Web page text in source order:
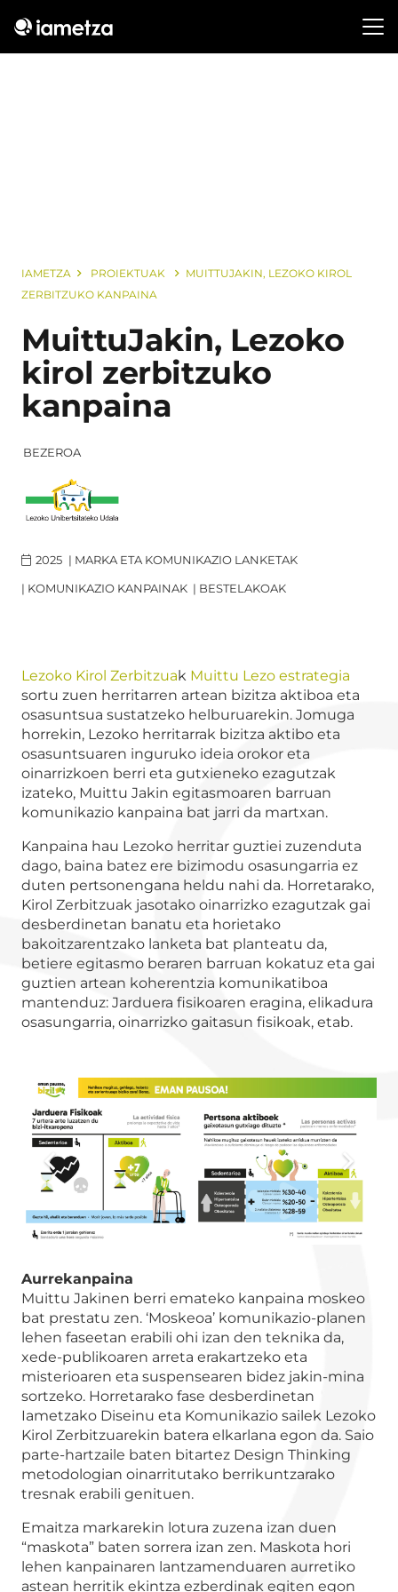
IAMETZA PROIEKTUAK
MUITTUJAKIN, LEZOKO KIROL
ZERBITZUKO KANPAINA
MuittuJakin, Lezoko
kirol zerbitzuko
kanpaina
BEZEROA
2025 | MARKA ETA KOMUNIKAZIO LANKETAK
| KOMUNIKAZIO KANPAINAK | BESTELAKOAK
Lezoko Kirol Zerbitzuak Muittu Lezo estrategia
sortu zuen herritarren artean bizitza aktiboa eta
osasuntsua sustatzeko helburuarekin. Jomuga
horrekin, Lezoko herritarrak bizitza aktibo eta
osasuntsuaren inguruko ideia orokor eta
oinarrizkoen berri eta gutxieneko ezagutzak
izateko, Muittu Jakin egitasmoaren barruan
komunikazio kanpaina bat jarri da martxan.
Kanpaina hau Lezoko herritar guztiei zuzenduta
dago, baina batez ere bizimodu osasungarria ez
duten pertsonengana heldu nahi da. Horretarako,
Kirol Zerbitzuak jasotako oinarrizko ezagutzak gai
desberdinetan banatu eta horietako
bakoitzarentzako lanketa bat planteatu da,
betiere egitasmo beraren barruan kokatuz eta gai
guztien artean koherentzia komunikatiboa
mantenduz: Jarduera fisikoaren eragina, elikadura
osasungarria, oinarrizko gaitasun fisikoak, etab.
Aurrekanpaina
Muittu Jakinen berri emateko kanpaina moskeo
bat prestatu zen. ‘Moskeoa’ komunikazio-planen
lehen faseetan erabili ohi izan den teknika da,
xede-publikoaren arreta erakartzeko eta
misterioaren eta suspensearen bidez jakin-mina
sortzeko. Horretarako fase desberdinetan
Iametzako Diseinu eta Komunikazio sailek Lezoko
Kirol Zerbitzuarekin batera elkarlana egon da. Saio
parte-hartzaile baten bitartez Design Thinking
metodologian oinarritutako berrikuntzarako
tresnak erabili genituen.
Emaitza markarekin lotura zuzena izan duen
“maskota” baten sorrera izan zen. Maskota hori
lehen kanpainaren lantzamenduaren aurretiko
astean herritik ekintza ezberdinak egiten egon